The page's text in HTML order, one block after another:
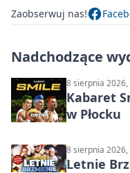
Zaobserwuj nas!
Nadchodzące
8 sierpnia 2026,
Kabaret
w Płocku
8 sierpnia 2026,
Letnie